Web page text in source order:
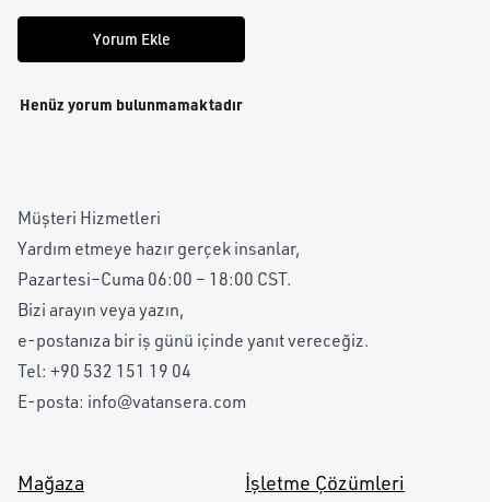
Yorum Ekle
Henüz yorum bulunmamaktadır
Müşteri Hizmetleri
Yardım etmeye hazır gerçek insanlar,
Pazartesi–Cuma 06:00 – 18:00 CST.
Bizi arayın veya yazın,
e-postanıza bir iş günü içinde yanıt vereceğiz.
Tel: +90 532 151 19 04
E-posta: info@vatansera.com
Mağaza İşletme Çözümleri